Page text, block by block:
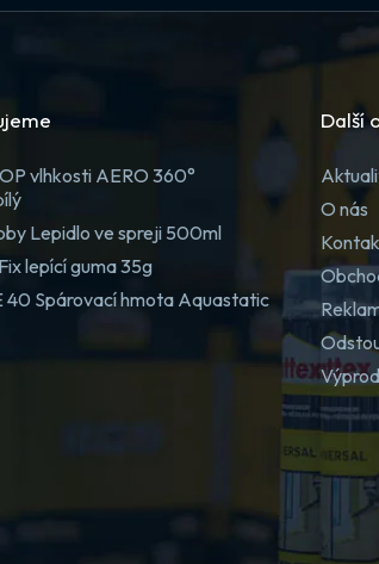
vlhkosti AERO 360°
Lepidlo ve spreji 500ml
lepící guma 35g
40 Spárovací hmota Aquastatic
Další
O nás